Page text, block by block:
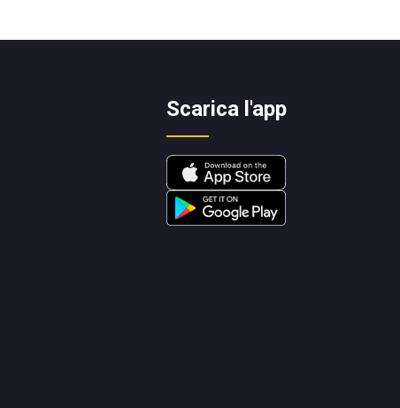
Scarica l'app